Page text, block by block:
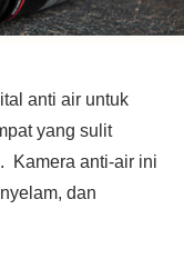
anti air untuk
yang sulit
Kamera anti-air ini
dan